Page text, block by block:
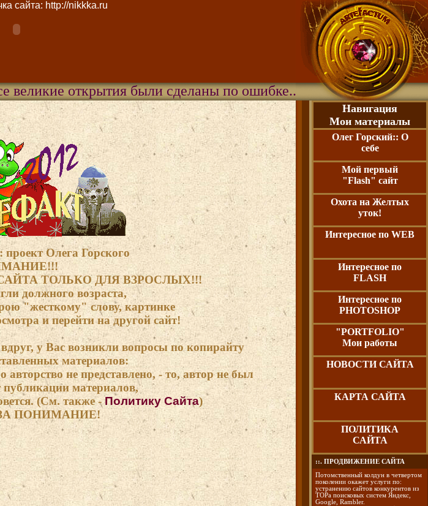
сайта: http://nikkka.ru
открытия были сделаны по ошибке...
проект Олега Горского
ТОЛЬКО ДЛЯ ВЗРОСЛЫХ!!!
должного возраста,
"жесткому" слову, картинке
и перейти на другой сайт!
у Вас возникли вопросы по копирайту
материалов:
не представлено, - то, автор не был
публикации материалов,
(См. также -Политику Сайта)
ПОНИМАНИЕ!
Навигация
Мои материалы
Олег Горский:: О
себе
Мой первый
"Flash" сайт
Охота на Желтых
уток!
Интересное по WEB
Интересное по
FLASH
Интересное по
PHOTOSHOP
"PORTFOLIO"
Мои работы
НОВОСТИ САЙТА
КАРТА САЙТА
ПОЛИТИКА
САЙТА
::. ПРОДВИЖЕНИЕ САЙТА
Потомственный колдун в четвертом
поколении окажет услуги по:
устранению сайтов конкурентов из
ТОРа поисковых систем Яндекс,
Google, Rambler.